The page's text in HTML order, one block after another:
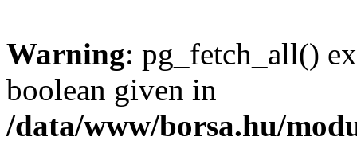
Warning: pg_fetch_all()
boolean given in
/data/www/borsa.hu/